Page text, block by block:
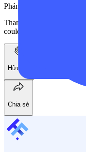
Phản hồi của công ty
Thank you for such a
could meet your
Hữu ích
Chia sẻ